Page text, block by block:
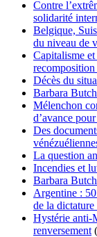
Contre
solidarité
Belgique,
du niveau de
Capitalisme
recomposition
Décès du
Barbara
Mélenchon
d’avance
Des
La question
Incendies et
Barbara
Argentine :
de la dictature
Hystérie anti-
renversement